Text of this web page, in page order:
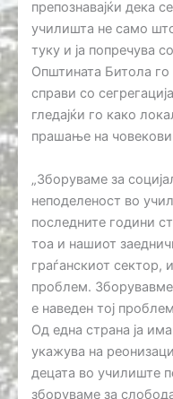
препознавајќи дека
училишта не само
туку и ја попречува
Општината Битола
справи со
гледајќи го како
прашање на
„Зборуваме за
неподеленост во
последните години
тоа и нашиот
граѓанскиот
проблем.
е наведен тој
Од една страна ја
укажува на
децата во училиште
зборуваме за